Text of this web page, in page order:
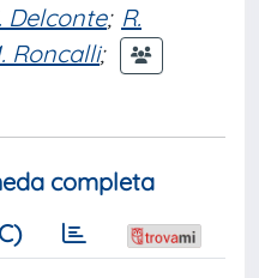
Delconte; R.
Roncalli;
completa